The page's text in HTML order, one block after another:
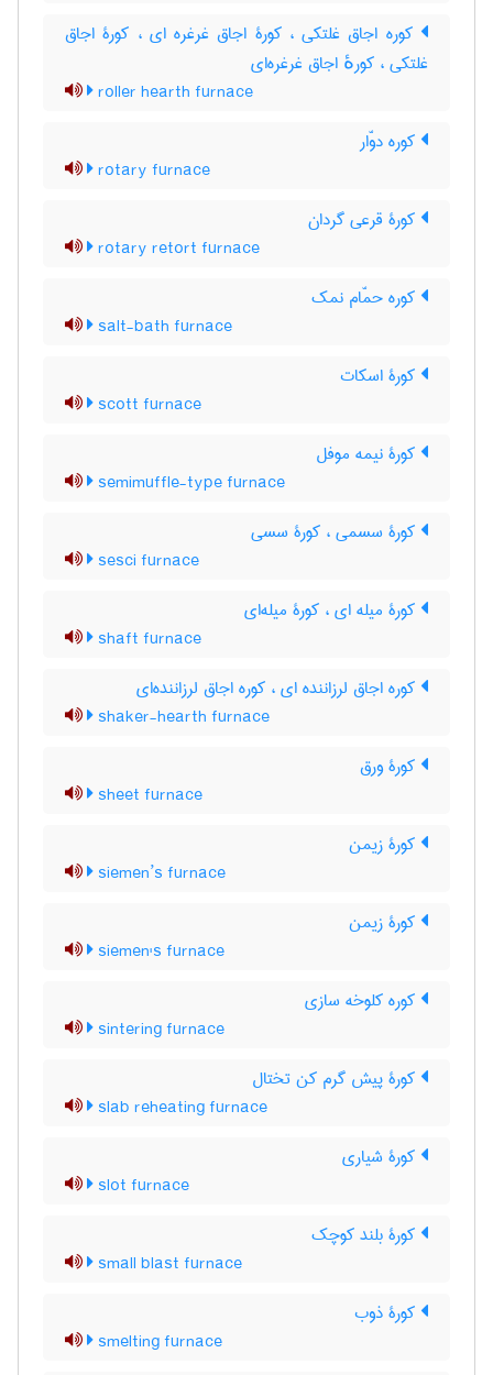
کوره اجاق غلتکی ، کورۀ اجاق غرغره ای ، کورۀ اجاق
غلتکی ، کورهٔ اجاق غرغره‌ای
roller hearth furnace
کوره دوّار
rotary furnace
کورۀ قرعی گردان
rotary retort furnace
کوره حمّام نمک
salt-bath furnace
کورۀ اسکات
scott furnace
کورۀ نیمه موفل
semimuffle-type furnace
کورۀ سسمی ، کورۀ سسی
sesci furnace
کورۀ میله ای ، کورۀ میله‌ای
shaft furnace
کوره اجاق لرزاننده ای ، کوره اجاق لرزاننده‌ای
shaker-hearth furnace
کورۀ ورق
sheet furnace
کورۀ زیمن
siemen’s furnace
کورۀ زیمن
siemen's furnace
کوره کلوخه سازی
sintering furnace
کورۀ پیش گرم کن تختال
slab reheating furnace
کورۀ شیاری
slot furnace
کورۀ بلند کوچک
small blast furnace
کورۀ ذوب
smelting furnace